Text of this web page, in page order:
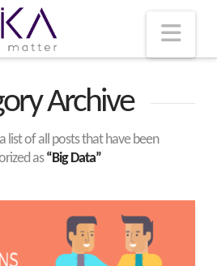
Archive
list of all posts that have been
as“Big Data”